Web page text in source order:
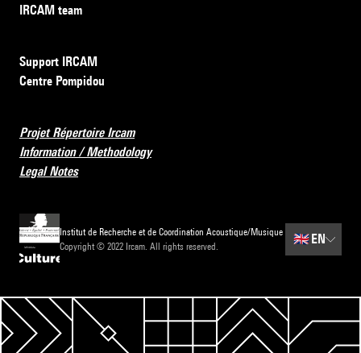
IRCAM team
Support IRCAM
Centre Pompidou
Projet Répertoire Ircam
Information / Methodology
Legal Notes
Institut de Recherche et de Coordination Acoustique/Musique
Copyright © 2022 Ircam. All rights reserved.
🇬🇧 EN